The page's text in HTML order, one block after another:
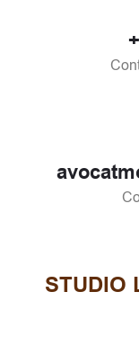
STUDIO